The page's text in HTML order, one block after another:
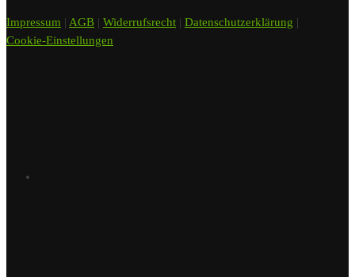
Impressum | AGB | Widerrufsrecht | Datenschutzerklärung |
Cookie-Einstellungen